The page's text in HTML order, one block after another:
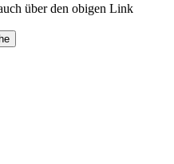
über den obigen Link